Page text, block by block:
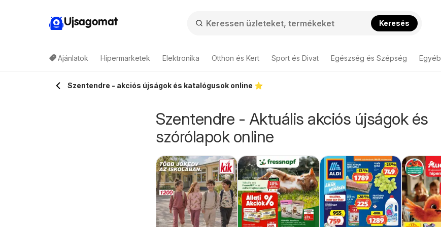
Ujsagomat Keresés
Ajánlatok Hipermarketek Elektronika Otthon és Kert Sport és Divat Egészség és Szépség Egyéb
Szentendre - akciós újságok és katalógusok online ⭐️
Szentendre - Aktuális akciós újságok és
szórólapok online